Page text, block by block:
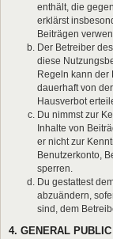
enthält, die
erklärst
Beiträgen
Der Betreiber
diese
Regeln kann der
dauerhaft von
Hausverbot
Du nimmst zur
Inhalte von
er nicht zur
Benutzerkonto,
sperren.
Du gestattest
abzuändern,
sind, dem
4. GENERAL